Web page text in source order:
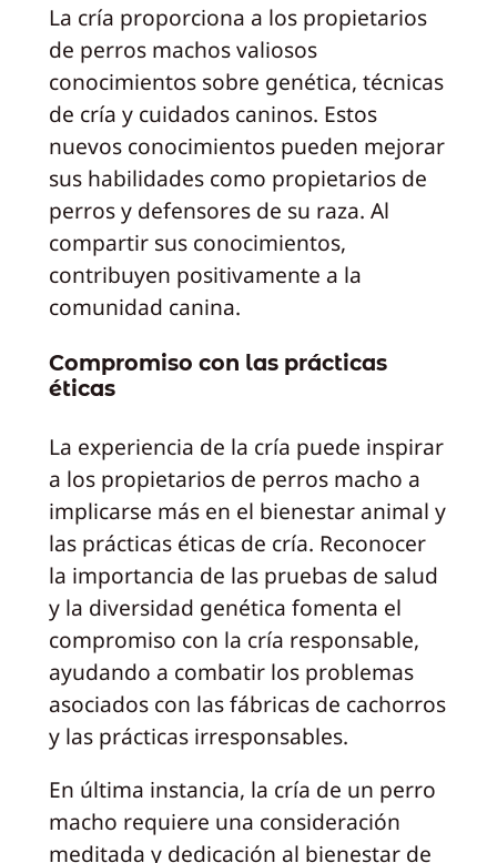
La cría proporciona a los propietarios
de perros machos valiosos
conocimientos sobre genética, técnicas
de cría y cuidados caninos. Estos
nuevos conocimientos pueden mejorar
sus habilidades como propietarios de
perros y defensores de su raza. Al
compartir sus conocimientos,
contribuyen positivamente a la
comunidad canina.
Compromiso con las prácticas
éticas
La experiencia de la cría puede inspirar
a los propietarios de perros macho a
implicarse más en el bienestar animal y
las prácticas éticas de cría. Reconocer
la importancia de las pruebas de salud
y la diversidad genética fomenta el
compromiso con la cría responsable,
ayudando a combatir los problemas
asociados con las fábricas de cachorros
y las prácticas irresponsables.
En última instancia, la cría de un perro
macho requiere una consideración
meditada y dedicación al bienestar de